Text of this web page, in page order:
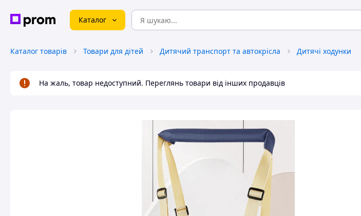
Каталог
Каталог товарів Товари для дітей Дитячий транспорт та автокрісла Дитячі ходунки
На жаль, товар недоступний. Переглянь товари від інших продавців